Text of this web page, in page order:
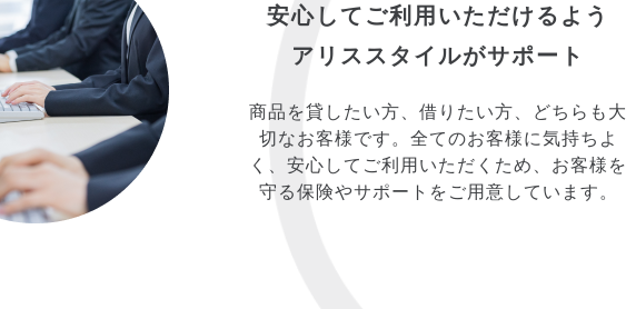
安心してご利用いただけるよう
アリススタイルがサポート
商品を貸したい方、借りたい方、どちらも大
切なお客様です。全てのお客様に気持ちよ
く、安心してご利用いただくため、お客様を
守る保険やサポートをご用意しています。